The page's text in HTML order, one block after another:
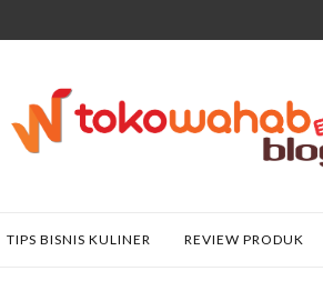
TIPS BISNIS KULINER REVIEW PRODUK